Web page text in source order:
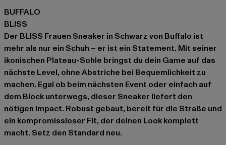
BUFFALO
BLISS
Der BLISS Frauen Sneaker in Schwarz von Buffalo ist
mehr als nur ein Schuh – er ist ein Statement. Mit seiner
ikonischen Plateau-Sohle bringst du dein Game auf das
nächste Level, ohne Abstriche bei Bequemlichkeit zu
machen. Egal ob beim nächsten Event oder einfach auf
dem Block unterwegs, dieser Sneaker liefert den
nötigen Impact. Robust gebaut, bereit für die Straße und
ein kompromissloser Fit, der deinen Look komplett
macht. Setz den Standard neu.